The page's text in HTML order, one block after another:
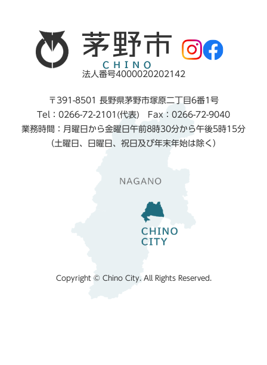
法人番号4000020202142
〒391-8501 長野県茅野市塚原二丁目6番1号
Tel：0266-72-2101(代表) Fax：0266-72-9040
業務時間：月曜日から金曜日午前8時30分から午後5時15分
（土曜日、日曜日、祝日及び年末年始は除く）
Copyright © Chino City. All Rights Reserved.